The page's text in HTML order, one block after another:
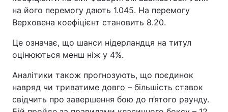
Тема оформлення
на його перемогу дають 1.045. На перемогу
Верховена коефіцієнт становить 8.20.
Це означає, що шанси нідерландця на титул
оцінюються менш ніж у 4%.
Аналітики також прогнозують, що поєдинок
навряд чи триватиме довго – більшість ставок
свідчить про завершення бою до п’ятого раунду.